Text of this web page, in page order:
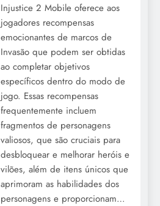
Injustice 2 Mobile oferece aos
jogadores recompensas
emocionantes de marcos de
Invasão que podem ser obtidas
ao completar objetivos
específicos dentro do modo de
jogo. Essas recompensas
frequentemente incluem
fragmentos de personagens
valiosos, que são cruciais para
desbloquear e melhorar heróis e
vilões, além de itens únicos que
aprimoram as habilidades dos
personagens e proporcionam…